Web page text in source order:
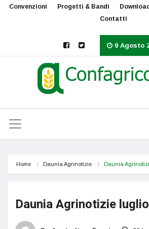
Convenzioni Progetti & Bandi Download
Contatti
9 Agosto
Home Daunia Agrinotizie Daunia
Daunia Agrinotizie